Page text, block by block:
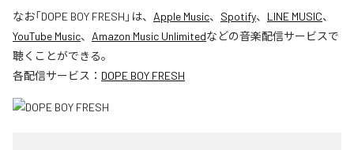
なお「DOPE BOY FRESH 」は、 Apple Music、 Spotify、 LINE MUSIC、
YouTube Music、 Amazon Music Unlimitedなどの音楽配信サービスで
聴くことができる。
各配信サービス： DOPE BOY FRESH